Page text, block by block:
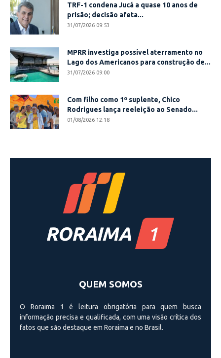
TRF-1 condena Jucá a quase 10 anos de
prisão; decisão afeta...
31/07/2026 09:53
MPRR investiga possível aterramento no
Lago dos Americanos para construção de...
31/07/2026 09:00
Com filho como 1º suplente, Chico
Rodrigues lança reeleição ao Senado...
01/08/2026 12:18
QUEM SOMOS
O Roraima 1 é leitura obrigatória para quem busca
informação precisa e qualificada, com uma visão crí­tica dos
fatos que são destaque em Roraima e no Brasil.